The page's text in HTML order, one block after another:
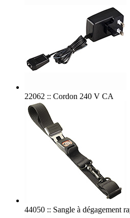
22062 :: Cordon 240 V CA
44050 :: Sangle à dégagement